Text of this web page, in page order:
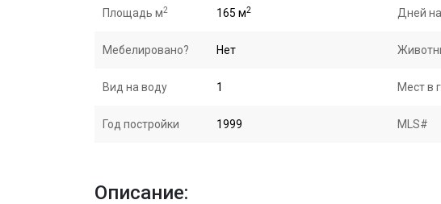
Площадь м2 165 м2 Дней
Мебелировано? Нет
Вид на воду 1 Мест в
Год постройки 1999 MLS#
Описание: